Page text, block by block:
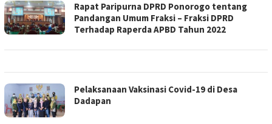
Rapat Paripurna DPRD Ponorogo tentang
Pandangan Umum Fraksi – Fraksi DPRD
Terhadap Raperda APBD Tahun 2022
Pelaksanaan Vaksinasi Covid-19 di Desa
Dadapan